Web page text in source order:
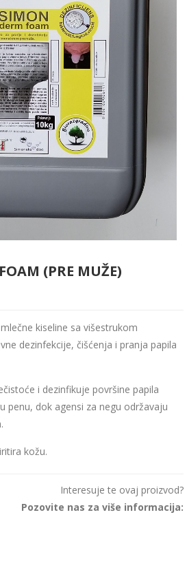
(PRE MUŽE)
kiseline sa višestrukom
dezinfekcije, čišćenja i pranja papila
i dezinfikuje površine papila
penu, dok agensi za negu održavaju
kožu.
Interesuje te ovaj proizvod?
Pozovite nas za više informacija: